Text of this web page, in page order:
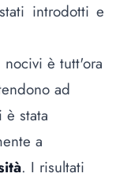
introdotti e
nocivi è tutt'ora
ad
stata
a
. I risultati